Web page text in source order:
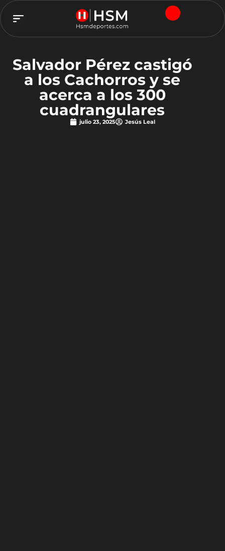
Salvador Pérez castigó
a los Cachorros y se
acerca a los 300
cuadrangulares
julio 23, 2025 Jesús Leal